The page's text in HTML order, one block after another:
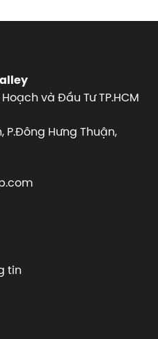
và Đầu Tư TP.HCM
P.Đông Hưng Thuận,
tin